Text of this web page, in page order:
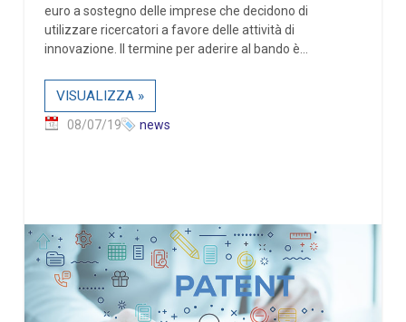
euro a sostegno delle imprese che decidono di
utilizzare ricercatori a favore delle attività di
innovazione. Il termine per aderire al bando è...
VISUALIZZA »
08/07/19 news